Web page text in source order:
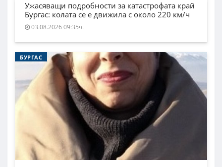
Ужасяващи подробности за катастрофата край
Бургас: колата се е движила с около 220 км/ч
03.08.2026 09:35ч.
БУРГАС